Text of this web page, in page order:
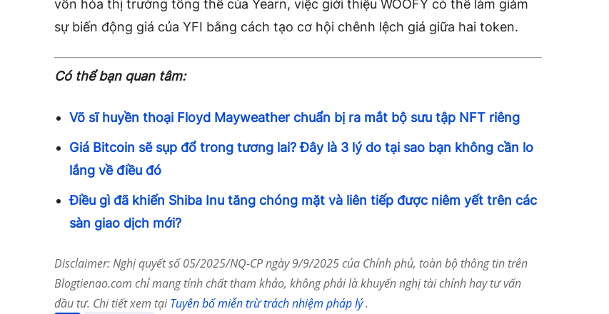
vốn hóa thị trường tổng thể của Yearn, việc giới thiệu WOOFY có thể làm giảm
sự biến động giá của YFI bằng cách tạo cơ hội chênh lệch giá giữa hai token.
Có thể bạn quan tâm:
Võ sĩ huyền thoại Floyd Mayweather chuẩn bị ra mắt bộ sưu tập NFT riêng
Giá Bitcoin sẽ sụp đổ trong tương lai? Đây là 3 lý do tại sao bạn không cần lo
lắng về điều đó
Điều gì đã khiến Shiba Inu tăng chóng mặt và liên tiếp được niêm yết trên các
sàn giao dịch mới?
Disclaimer: Nghị quyết số 05/2025/NQ-CP ngày 9/9/2025 của Chính phủ, toàn bộ thông tin trên
Blogtienao.com chỉ mang tính chất tham khảo, không phải là khuyến nghị tài chính hay tư vấn
đầu tư. Chi tiết xem tạiTuyên bố miễn trừ trách nhiệm pháp lý.